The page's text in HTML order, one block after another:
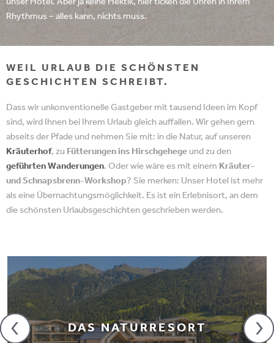
unser Hotel. Aber ja keine Hektik, hier ticken die Uhren in Ihrem
Rhythmus – alles kann, nichts muss.
WEIL URLAUB DIE SCHÖNSTEN
GESCHICHTEN SCHREIBT.
Dass wir unkonventionelle Gastgeber mit tausend Ideen im Kopf
sind, wird Ihnen bei Ihrem Urlaub gleich auffallen. Wir gehen gern
abseits der Pfade und nehmen Sie mit: in die Natur, auf unseren
Kräuterhof, zu Fütterungen ins Hirschgehege und zu den
geführten Wanderungen. Oder wie wäre es mit einem Kräuter-
und Schnapsbrenn-Workshop? Sie merken: Unser Hotel ist mehr
als eine Übernachtungsmöglichkeit. Es ist ein Erlebnisort, an dem
die schönsten Urlaubsgeschichten geschrieben werden.
DAS NATURRESORT